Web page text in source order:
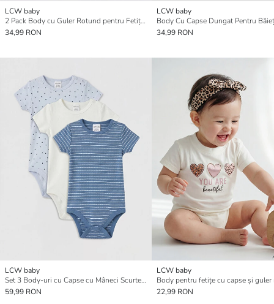
LCW baby
2 Pack Body cu Guler Rotund pentru Fetițe cu Capse
34,99 RON
LCW baby
34,99 RON
LCW baby
Set 3 Body-uri cu Capse cu Mâneci Scurte cu Model pentru Bebeluși Băieți
59,99 RON
LCW baby
Body pentru fetițe cu capse și
22,99 RON